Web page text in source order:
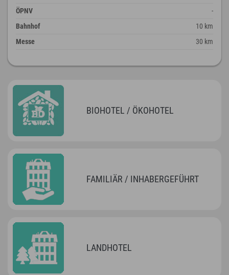
ÖPNV
-
Bahnhof
10 km
Messe
30 km
BIOHOTEL / ÖKOHOTEL
FAMILIÄR / INHABERGEFÜHRT
LANDHOTEL